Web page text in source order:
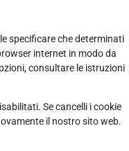
specificare che determinati
internet in modo da
consultare le istruzioni
Se cancelli i cookie
il nostro sito web.